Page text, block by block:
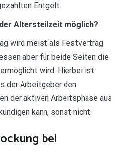
Entgelt.
Altersteilzeit möglich?
wird meist als Festvertrag
aber für beide Seiten die
wird. Hierbei ist
der Arbeitgeber den
der aktiven Arbeitsphase aus
kann, sonst nicht.
bei